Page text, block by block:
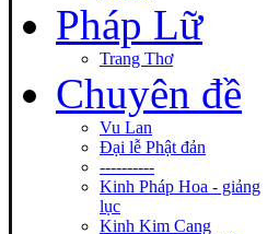
Pháp Lữ
Trang Thơ
Chuyên đề
Vu Lan
Đại lễ Phật đản
----------
Kinh Pháp Hoa - giảng
lục
Kinh Kim Cang